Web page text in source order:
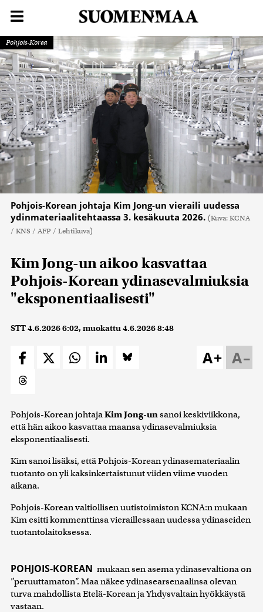
Pohjois-Korea
Pohjois-Korean johtaja Kim Jong-un vieraili uudessa
ydinmateriaalitehtaassa 3. kesäkuuta 2026. (Kuva: KCNA
/ KNS / AFP / Lehtikuva)
Kim Jong-un aikoo kasvattaa
Pohjois-Korean ydinasevalmiuksia
"eksponentiaalisesti"
STT4.6.2026 6:02, muokattu4.6.2026 8:48
A–
A+
Pohjois-Korean johtajaKim Jong-unsanoi keskiviikkona,
että hän aikoo kasvattaa maansa ydinasevalmiuksia
eksponentiaalisesti.
Kim sanoi lisäksi, että Pohjois-Korean ydinasemateriaalin
tuotanto on yli kaksinkertaistunut viiden viime vuoden
aikana.
Pohjois-Korean valtiollisen uutistoimiston KCNA:n mukaan
Kim esitti kommenttinsa vieraillessaan uudessa ydinaseiden
tuotantolaitoksessa.
POHJOIS-KOREAN mukaan sen asema ydinasevaltiona on
”peruuttamaton”. Maa näkee ydinasearsenaalinsa olevan
turva mahdollista Etelä-Korean ja Yhdysvaltain hyökkäystä
vastaan.